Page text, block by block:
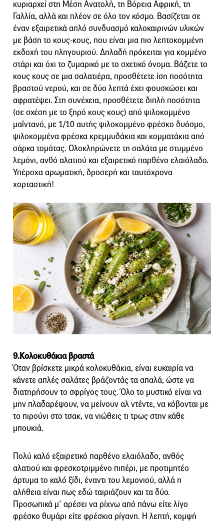
κυριαρχεί στη Μέση Ανατολή, τη Βόρεια Αφρική, τη
Γαλλία, αλλά και πλέον σε όλο τον κόσμο. Βασίζεται σε
έναν εξαιρετικά απλό συνδυασμό καλοκαιρινών υλικών
με βάση το κους-κους, που είναι μια πιο λεπτοκομμένη
εκδοχή του πληγουριού. Δηλαδή πρόκειται για κομμένο
στάρι και όχι το ζυμαρικό με το σχετικό όνομα. Βάζετε το
κους κους σε μια σαλατιέρα, προσθέτετε ίση ποσότητα
βραστού νερού, και σε δύο λεπτά έχει φουσκώσει και
αφρατέψει. Στη συνέχεια, προσθέτετε διπλή ποσότητα
(σε σχέση με το ξηρό κους κους) από ψιλοκομμένο
μαϊντανό, με 1/10 αυτής ψιλοκομμένο φρέσκο δυόσμο,
ψιλοκομμένα φρέσκα κρεμμυδάκια και κομματάκια από
σάρκα τομάτας. Ολοκληρώνετε τη σαλάτα με στυμμένο
λεμόνι, ανθό αλατιού και εξαιρετικό παρθένο ελαιόλαδο.
Υπέροχα αρωματική, δροσερή και ταυτόχρονα
χορταστική!
9.Κολοκυθάκια βραστά
Όταν βρίσκετε μικρά κολοκυθάκια, είναι ευκαιρία να
κάνετε απλές σαλάτες βράζοντάς τα απαλά, ώστε να
διατηρήσουν το σφρίγος τους. Όλο το μυστικό είναι να
μην πλαδαρέψουν, να μείνουν αλ ντέντε, να κόβονται με
το πιρούνι στο τσακ, να νιώθεις τι τρως στην κάθε
μπουκιά.
Πολύ καλό εξαιρετικό παρθένο ελαιόλαδο, ανθός
αλατιού και φρεσκοτριμμένο πιπέρι, με προτιμητέο
άρτυμα το καλό ξίδι, έναντι του λεμονιού, αλλά η
αλήθεια είναι πως εδώ ταιριάζουν και τα δύο.
Προσωπικά μ’ αρέσει να ρίχνω από πάνω είτε λίγο
φρέσκο θυμάρι είτε φρέσκια ρίγανη. Η λεπτή, κομψή